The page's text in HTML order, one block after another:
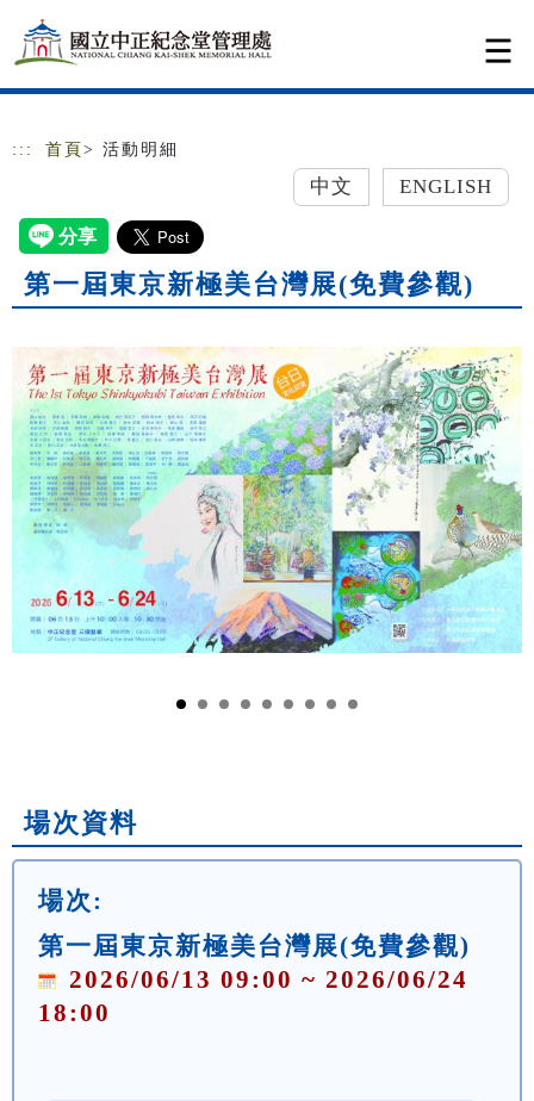
跳到主要內容
網站導覽
::: 首頁 > 活動明細
中文 ENGLISH
第一屆東京新極美台灣展(免費參觀)
場次資料
場次:
第一屆東京新極美台灣展(免費參觀)
2026/06/13 09:00 ~ 2026/06/24
18:00